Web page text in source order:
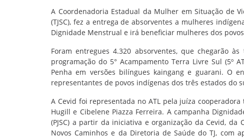
A Coordenadoria Estadual da Mulher em Situação de
(TJSC), fez a entrega de absorventes a mulheres
Dignidade Menstrual e irá beneficiar mulheres dos
Foram entregues 4.320 absorventes, que chegarão
programação do 5° Acampamento Terra Livre Sul (5º
Penha em versões bilíngues kaingang e guarani. O
representantes de povos indígenas dos três estados do
A Cevid foi representada no ATL pela juíza
Hugill e Cibelene Piazza Ferreira. A campanha
(PJSC) a partir da iniciativa e organização da Cevid, da
Novos Caminhos e da Diretoria de Saúde do TJ, com